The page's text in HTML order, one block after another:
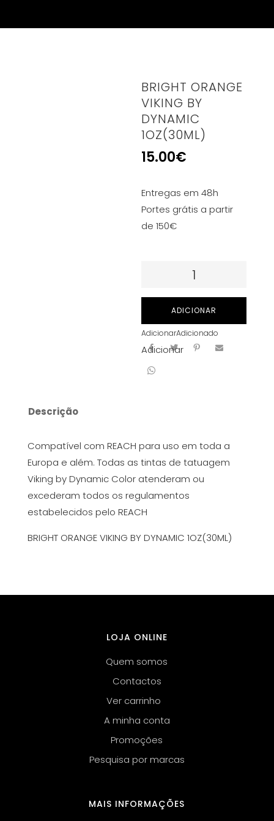
BRIGHT ORANGE
VIKING BY
DYNAMIC
1OZ(30ML)
15.00€
Entregas em 48h
Portes grátis a partir
de 150€
Quantidade
VIKING
BY
DYNAMIC
ADICIONAR
AdicionarAdicionado
Adicionar
Descrição
Compatível com REACH para uso em toda a
Europa e além. Todas as tintas de tatuagem
Viking by Dynamic Color atenderam ou
excederam todos os regulamentos
estabelecidos pelo REACH
BRIGHT ORANGE VIKING BY DYNAMIC 1OZ(30ML)
LOJA ONLINE
Quem somos
Contactos
Ver carrinho
A minha conta
Promoções
Pesquisa por marcas
MAIS INFORMAÇÕES